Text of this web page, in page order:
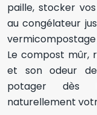
paille, stocker
au congélateur
Le compost mûr,
et son odeur
potager dès
naturellement